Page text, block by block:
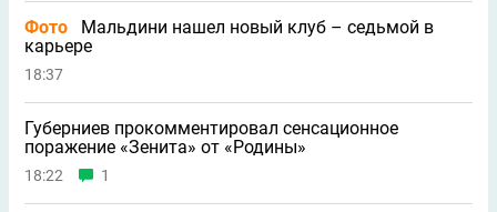
Фото
Мальдини нашел новый клуб – седьмой в
карьере
18:37
Губерниев прокомментировал сенсационное
поражение «Зенита» от «Родины»
18:22 1